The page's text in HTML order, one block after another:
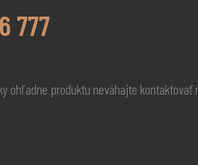
777
ohľadne produktu neváhajte kontaktovať